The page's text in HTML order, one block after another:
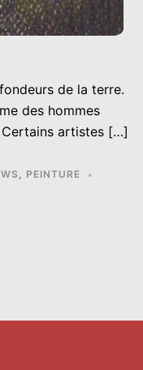
de la terre.
des hommes
artistes […]
, PEINTURE